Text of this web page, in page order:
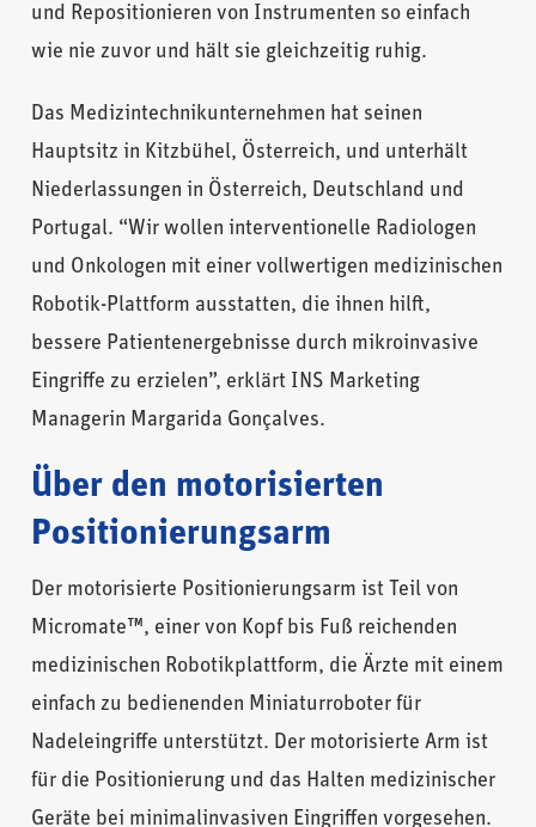
und Repositionieren von Instrumenten so einfach
wie nie zuvor und hält sie gleichzeitig ruhig.
Das Medizintechnikunternehmen hat seinen
Hauptsitz in Kitzbühel, Österreich, und unterhält
Niederlassungen in Österreich, Deutschland und
Portugal. “Wir wollen interventionelle Radiologen
und Onkologen mit einer vollwertigen medizinischen
Robotik-Plattform ausstatten, die ihnen hilft,
bessere Patientenergebnisse durch mikroinvasive
Eingriffe zu erzielen”, erklärt INS Marketing
Managerin Margarida Gonçalves.
Über den motorisierten
Positionierungsarm
Der motorisierte Positionierungsarm ist Teil von
Micromate™, einer von Kopf bis Fuß reichenden
medizinischen Robotikplattform, die Ärzte mit einem
einfach zu bedienenden Miniaturroboter für
Nadeleingriffe unterstützt. Der motorisierte Arm ist
für die Positionierung und das Halten medizinischer
Geräte bei minimalinvasiven Eingriffen vorgesehen.